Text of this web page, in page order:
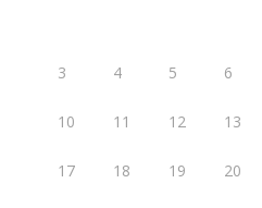
3 4 5 6
10 11 12 13
17 18 19 20